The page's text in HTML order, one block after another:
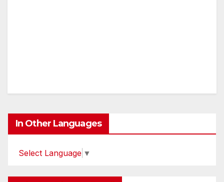
In Other Languages
Select Language ▼